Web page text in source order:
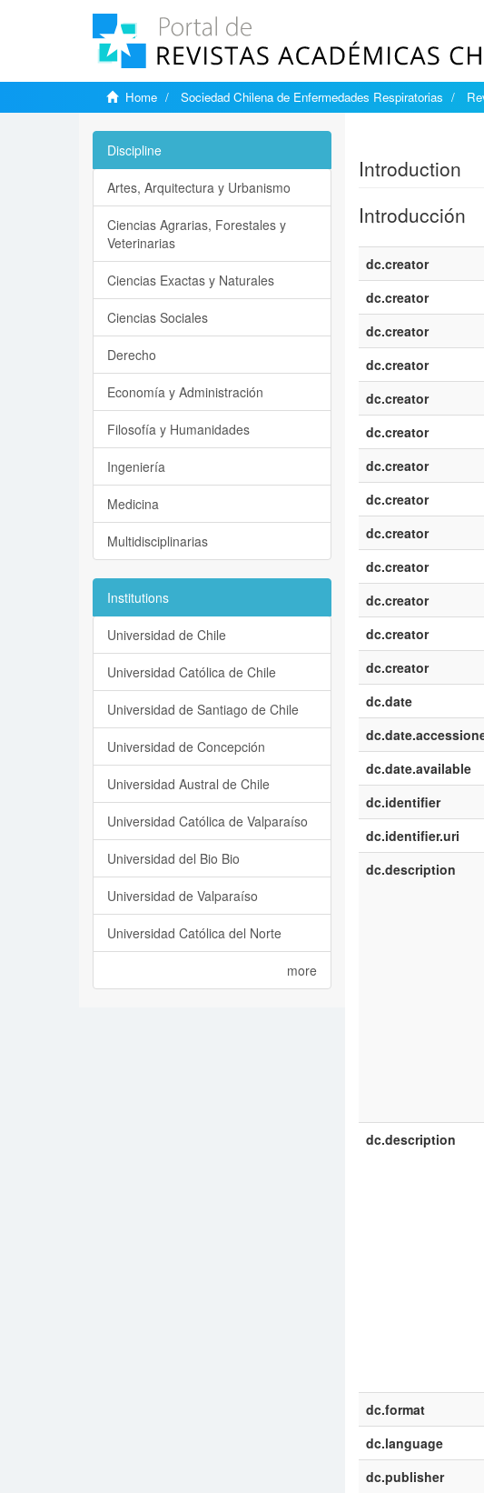
Home Sociedad Chilena de Enfermedades Respiratorias
Introduction
Introducción
dc.creator
dc.creator
dc.creator
dc.creator
dc.creator
dc.creator
dc.creator
dc.creator
dc.creator
dc.creator
dc.creator
dc.creator
dc.creator
dc.date
dc.date.available
dc.identifier
dc.identifier.uri
dc.description
dc.description
dc.format
dc.language
dc.publisher
Discipline
Artes, Arquitectura y Urbanismo
Ciencias Agrarias, Forestales y
Veterinarias
Ciencias Exactas y Naturales
Ciencias Sociales
Derecho
Economía y Administración
Filosofía y Humanidades
Ingeniería
Medicina
Multidisciplinarias
Institutions
Universidad de Chile
Universidad Católica de Chile
Universidad de Santiago de Chile
Universidad de Concepción
Universidad Austral de Chile
Universidad Católica de Valparaíso
Universidad del Bio Bio
Universidad de Valparaíso
Universidad Católica del Norte
more